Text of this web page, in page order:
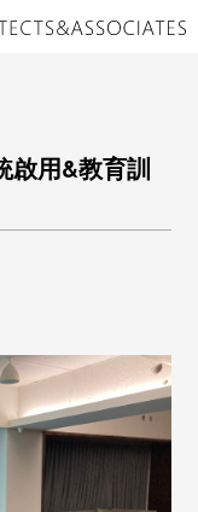
啟用&教育訓